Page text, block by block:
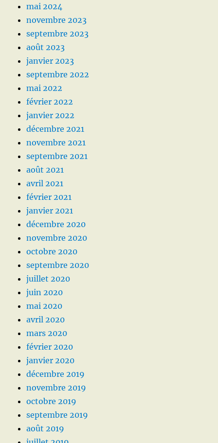
mai 2024
novembre 2023
septembre 2023
août 2023
janvier 2023
septembre 2022
mai 2022
février 2022
janvier 2022
décembre 2021
novembre 2021
septembre 2021
août 2021
avril 2021
février 2021
janvier 2021
décembre 2020
novembre 2020
octobre 2020
septembre 2020
juillet 2020
juin 2020
mai 2020
avril 2020
mars 2020
février 2020
janvier 2020
décembre 2019
novembre 2019
octobre 2019
septembre 2019
août 2019